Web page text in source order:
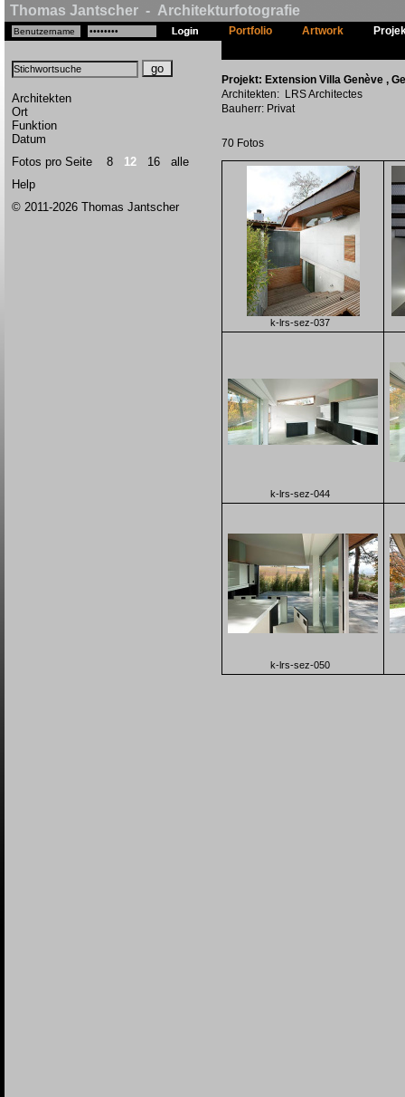
Thomas Jantscher - Architekturfotografie
Architekten
Ort
Funktion
Datum
Fotos pro Seite 8 12 16
alle
Help
© 2011-2026 Thomas Jantscher
Portfolio Artwork
Projekt: Extension Villa Genève ,
Architekten: LRS Architectes
Bauherr: Privat
70 Fotos
k-lrs-sez-037
k-lrs-sez-044
k-lrs-sez-050